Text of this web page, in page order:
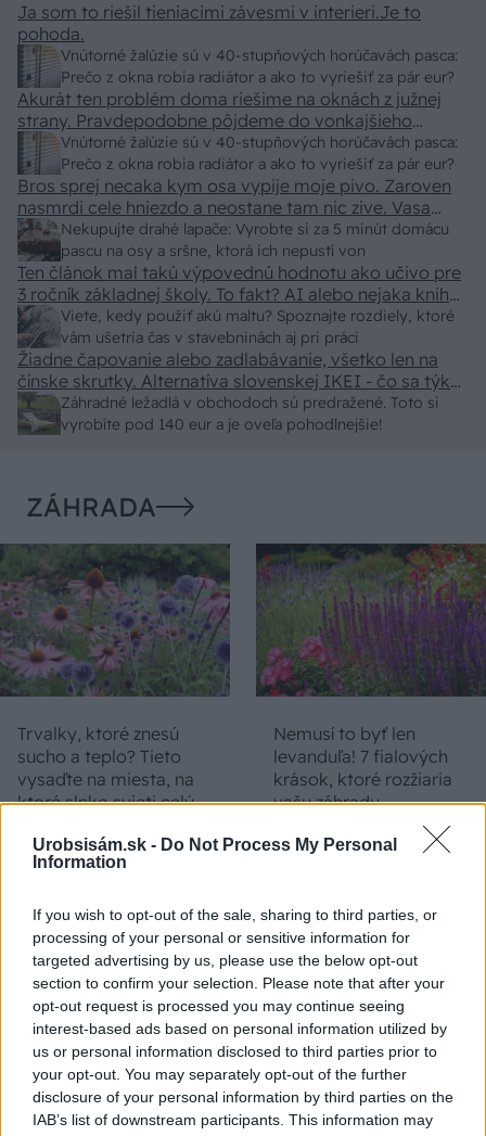
Urobsisám.sk - Do Not Process My Personal
Information
If you wish to opt-out of the sale, sharing to third parties, or
processing of your personal or sensitive information for
targeted advertising by us, please use the below opt-out
section to confirm your selection. Please note that after your
opt-out request is processed you may continue seeing
interest-based ads based on personal information utilized by
us or personal information disclosed to third parties prior to
your opt-out. You may separately opt-out of the further
disclosure of your personal information by third parties on the
IAB’s list of downstream participants. This information may
Vnútorné žalúzie sú v 40-stupňových horúčavách pasca:
Prečo z okna robia radiátor a ako to vyriešiť za pár eur?
Ja som to riešil tieniacimi závesmi v interieri.Je to
pohoda.
Vnútorné žalúzie sú v 40-stupňových horúčavách pasca:
Prečo z okna robia radiátor a ako to vyriešiť za pár eur?
Akurát ten problém doma riešime na oknách z južnej
strany. Pravdepodobne pôjdeme do vonkajšieho
tienenia na spôsob markízy 250x150cm. Čínsky
predajcovia idú okolo 100 eur kus.
Nekupujte drahé lapače: Vyrobte si za 5 minút domácu
pascu na osy a sršne, ktorá ich nepustí von
Bros sprej necaka kym osa vypije moje pivo. Zaroven
nasmrdi cele hniezdo a neostane tam nic zive. Vasa
pasca naucinke moc efektivne. Skor pritiahne slimaky
Viete, kedy použiť akú maltu? Spoznajte rozdiely, ktoré
vám ušetria čas v stavebninách aj pri práci
Ten článok mal takú výpovednú hodnotu ako učivo pre
3 ročník základnej školy. To fakt? AI alebo nejaka kniha
z VŠ? Dnešné rychlotvrdnuce malty - pevnosť 40 Mpa a
doba schnutia tak 15 minut , k tomu vodotesné s
kryštálikou. A rozdiel - schnutie a zretie. Nič?
Záhradné ležadlá v obchodoch sú predražené. Toto si
vyrobíte pod 140 eur a je oveľa pohodlnejšie!
Žiadne čapovanie alebo zadlabávanie, všetko len na
čínske skrutky. Alternatíva slovenskej IKEI - čo sa týka
pevnosti. Autor si nedal veľa námahy s remeselným
spracovaním, škoda. No lepšie než ten odpad z DTD
ZÁHRADA
Trvalky, ktoré znesú
sucho a teplo? Tieto
vysaďte na miesta, na
ktoré slnko svieti celý
Nemusí to byť len
levanduľa! 7 fialových
krások, ktoré rozžiaria
vašu záhradu
Môže aspirín zachrániť
ochabnuté izbové
rastliny? Pravda vás
možno prekvapí
Júlový reštart uhoriek
nakladačiek: Ako ich
podporiť k druhej vlne
kvitnutia?